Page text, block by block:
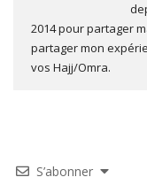
2014 pour partager
partager mon
vos Hajj/Omra.
S’abonner